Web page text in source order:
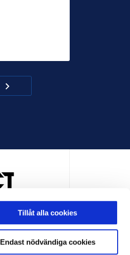
Tillåt alla cookies
Endast nödvändiga cookies